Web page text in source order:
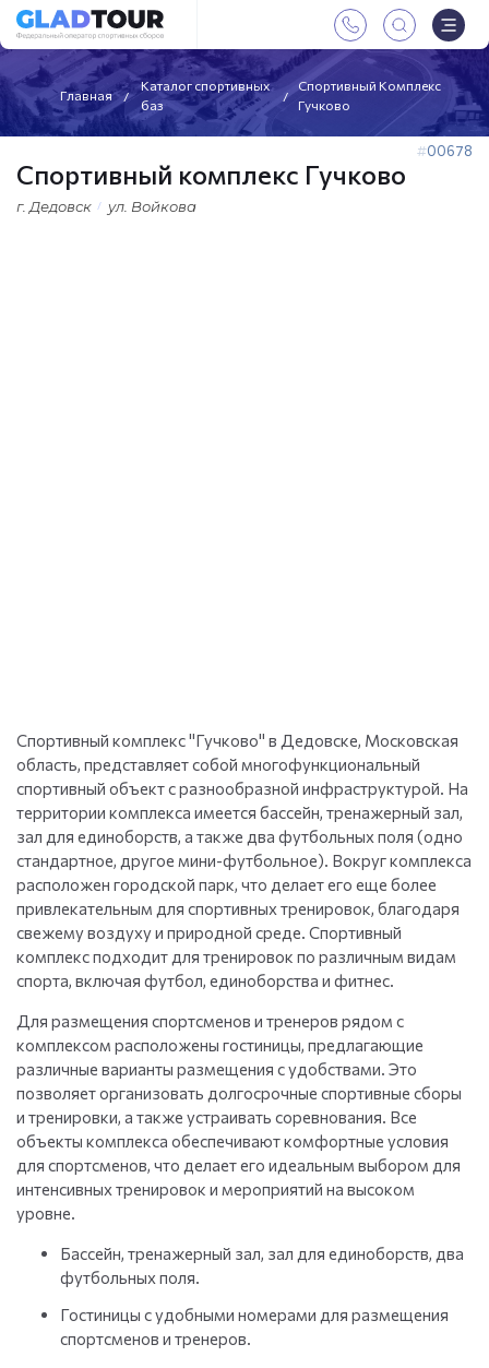
Главная
Каталог спортивных
баз
Спортивный Комплекс
Гучково
00678
Спортивный комплекс Гучково
г. Дедовск ул. Войкова
Спортивный комплекс "Гучково" в Дедовске, Московская
область, представляет собой многофункциональный
спортивный объект с разнообразной инфраструктурой. На
территории комплекса имеется бассейн, тренажерный зал,
зал для единоборств, а также два футбольных поля (одно
стандартное, другое мини-футбольное). Вокруг комплекса
расположен городской парк, что делает его еще более
привлекательным для спортивных тренировок, благодаря
свежему воздуху и природной среде. Спортивный
комплекс подходит для тренировок по различным видам
спорта, включая футбол, единоборства и фитнес.
Для размещения спортсменов и тренеров рядом с
комплексом расположены гостиницы, предлагающие
различные варианты размещения с удобствами. Это
позволяет организовать долгосрочные спортивные сборы
и тренировки, а также устраивать соревнования. Все
объекты комплекса обеспечивают комфортные условия
для спортсменов, что делает его идеальным выбором для
интенсивных тренировок и мероприятий на высоком
уровне.
Бассейн, тренажерный зал, зал для единоборств, два
футбольных поля.
Гостиницы с удобными номерами для размещения
спортсменов и тренеров.